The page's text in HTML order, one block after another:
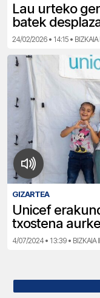
Lau urteko
batek
24/02/2026 • 14:15 • BIZKAIA
GIZARTEA
Unicef
txostena
4/07/2024 • 13:39 • BIZKAIA